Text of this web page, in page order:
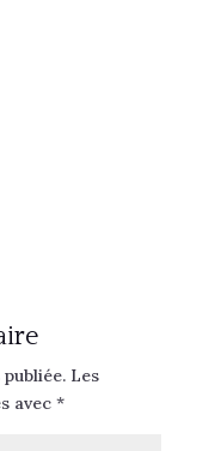
Les
avec *